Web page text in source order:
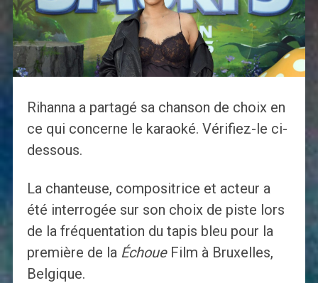
Rihanna a partagé sa chanson de choix en
ce qui concerne le karaoké. Vérifiez-le ci-
dessous.
La chanteuse, compositrice et acteur a
été interrogée sur son choix de piste lors
de la fréquentation du tapis bleu pour la
première de la ÉchoueFilm à Bruxelles,
Belgique.